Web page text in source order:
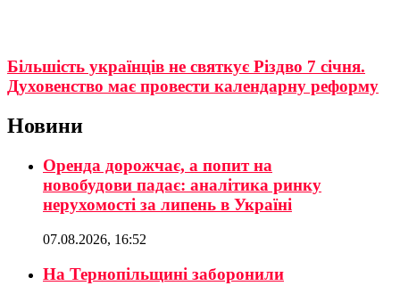
Більшість українців не святкує Різдво 7 січня.
Духовенство має провести календарну реформу
Новини
Оренда дорожчає, а попит на
новобудови падає: аналітика ринку
нерухомості за липень в Україні
07.08.2026, 16:52
На Тернопільщині заборонили